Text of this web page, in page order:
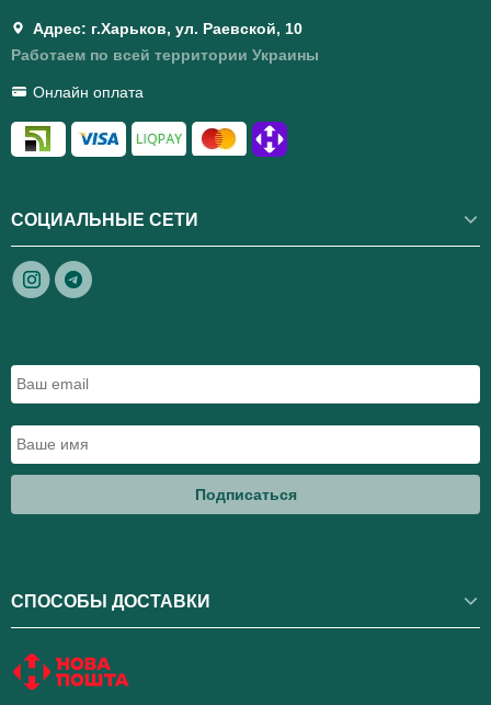
Адрес: г.Харьков, ул. Раевской, 10
Работаем по всей территории Украины
Онлайн оплата
СОЦИАЛЬНЫЕ СЕТИ
Подписаться
СПОСОБЫ ДОСТАВКИ